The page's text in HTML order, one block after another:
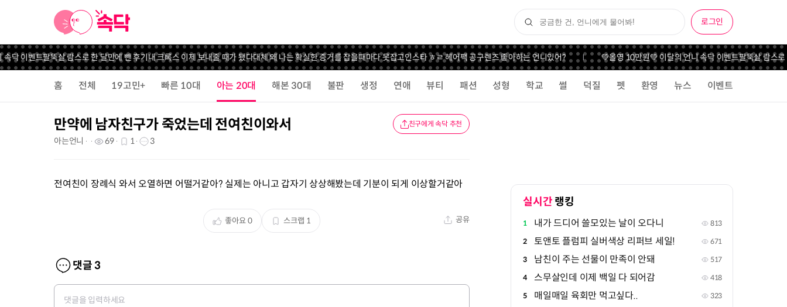
로그인
닥 이벤트팔뚝살 람스로 한 달만에 뺀 후기내 크록스 이제 보내줄 때가 됐다대체 왜 나는 확실한 증거를 잡을때마다 못잡고인스타 ㅎㄹ 헤어팩 공구렌즈 좋아하는 언니있어? 💚올영 10만원💚 이달의 언니 속닥 이벤트팔뚝살 람스로
홈 전체 19고민+ 빠른 10대 아는 20대 해본 30대 불판 생정 연애 뷰티 패션 성형 학교 썰 덕질 펫 환영 뉴스 이벤트
만약에 남자친구가 죽었는데 전여친이와서 친구에게 속닥 추천
아는언니 69 1 3
전여친이 장례식 와서 오열하면 어떨거같아? 실제는 아니고 갑자기 상상해봤는데 기분이 되게 이상할거같아
좋아요0 스크랩 1 공유
댓글3
실시간 랭킹
1 내가 드디어 쓸모있는 날이 오다니 813
2 토앤토 플럼피 실버색상 리퍼브 세일! 671
3 남친이 주는 선물이 만족이 안돼 517
4 스무살인데 이제 백일 다 되어감 418
5 매일매일 육회만 먹고싶다.. 323